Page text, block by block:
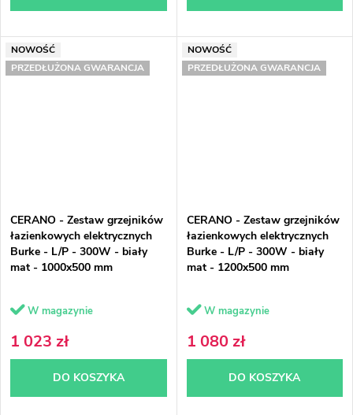
NOWOŚĆ
PRZEDŁUŻONA GWARANCJA
CERANO - Zestaw grzejników
łazienkowych elektrycznych
Burke - L/P - 300W - biały
mat - 1000x500 mm
W magazynie
1 023 zł
DO KOSZYKA
NOWOŚĆ
PRZEDŁUŻONA GWARANCJA
CERANO - Zestaw grzejników
łazienkowych elektrycznych
Burke - L/P - 300W - biały
mat - 1200x500 mm
W magazynie
1 080 zł
DO KOSZYKA